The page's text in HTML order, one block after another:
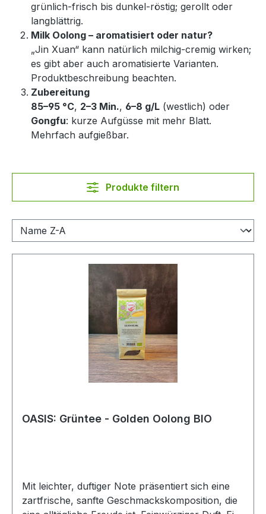
grünlich-frisch bis dunkel-röstig; gerollt oder
langblättrig.
Milk Oolong – aromatisiert oder natur?
„Jin Xuan“ kann natürlich milchig-cremig wirken;
es gibt aber auch aromatisierte Varianten.
Produktbeschreibung beachten.
Zubereitung
85–95 °C, 2–3 Min., 6–8 g/L (westlich) oder
Gongfu: kurze Aufgüsse mit mehr Blatt.
Mehrfach aufgießbar.
Produkte filtern
OASIS: Grüntee - Golden Oolong BIO
Mit leichter, duftiger Note präsentiert sich eine
zartfrische, sanfte Geschmackskomposition, die